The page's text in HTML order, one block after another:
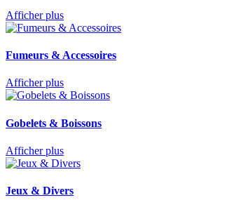
Afficher plus
Fumeurs & Accessoires
Afficher plus
Gobelets & Boissons
Afficher plus
Jeux & Divers